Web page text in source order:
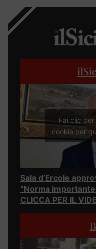
Fai clic
cookie per
Sala d’Ercole
“Norma
CLICCA PER IL